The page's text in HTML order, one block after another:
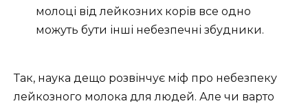
молоці від лейкозних корів все одно
можуть бути інші небезпечні збудники.
Так, наука дещо розвінчує міф про небезпеку
лейкозного молока для людей. Але чи варто